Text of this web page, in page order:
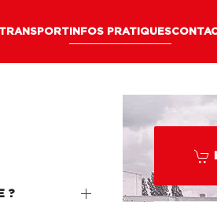
INFOS PRATIQUES
?